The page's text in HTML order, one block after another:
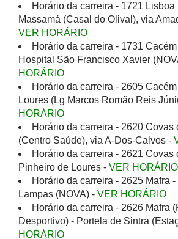
Horário da carreira - 1721 Lisboa
Massamá (Casal do Olival), via
VER HORÁRIO
Horário da carreira - 1731
Hospital São Francisco Xavier
HORÁRIO
Horário da carreira - 2605
Loures (Lg Marcos Romão Reis
HORÁRIO
Horário da carreira - 2620 Covas
(Centro Saúde), via A-Dos-Calvos -
Horário da carreira - 2621 Covas
Pinheiro de Loures - VER HORÁRIO
Horário da carreira - 2625 Mafra
Lampas (NOVA) - VER HORÁRIO
Horário da carreira - 2626 Mafra
Desportivo) - Portela de Sintra
HORÁRIO